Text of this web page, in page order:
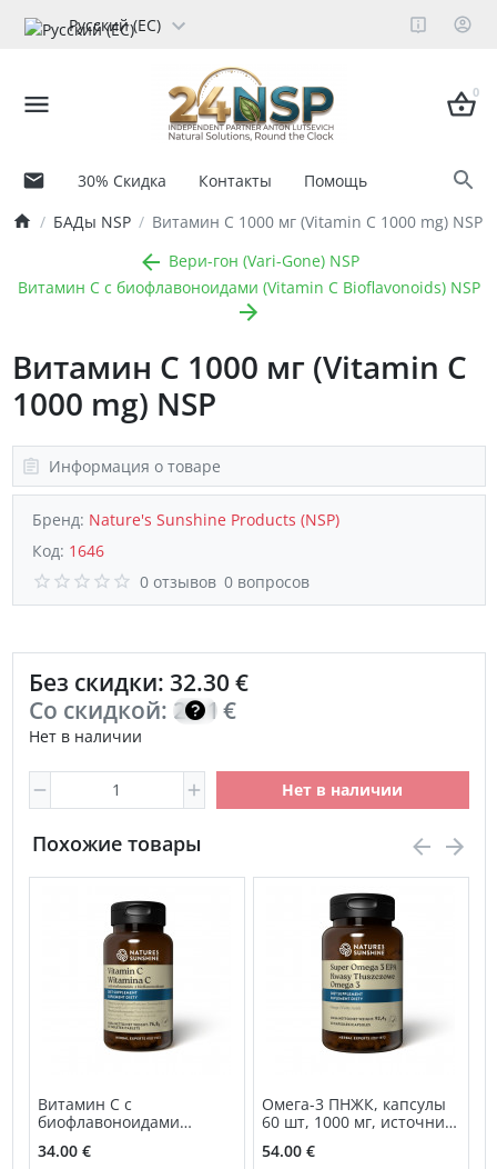
Русский (ЕС)
0
30% Скидка Контакты
Помощь
БАДы NSP
Витамин C 1000 мг (Vitamin C 1000 mg) NSP
Вери-гон (Vari-Gone) NSP
Витамин C с биофлавоноидами (Vitamin C Bioflavonoids) NSP
Витамин C 1000 мг (Vitamin C
1000 mg) NSP
Информация о товаре
Бренд: Nature's Sunshine Products (NSP)
Код: 1646
0 отзывов 0 вопросов
Без скидки: 32.30 €
Со скидкой: 23.10
€
Нет в наличии
Нет в наличии
Похожие товары
Витамин C с
биофлавоноидами
NSP
34.00 €
Омега-3 ПНЖК, капсулы
60 шт, 1000 мг, источник
54.00 €